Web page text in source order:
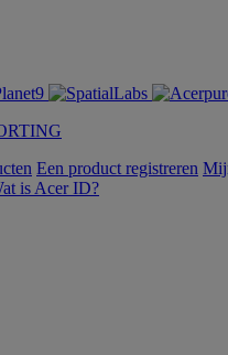
Een product registreren
is Acer ID?